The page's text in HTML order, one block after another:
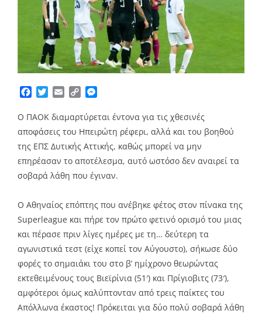
Facebook
TwitterEmailCopy
Ο ΠΑΟΚ διαμαρτύρεται έντονα για τις χθεσινές
αποφάσεις του Ηπειρώτη ρέφερι, αλλά και του βοηθού
της ΕΠΣ Δυτικής Αττικής, καθώς μπορεί να μην
επηρέασαν το αποτέλεσμα, αυτό ωστόσο δεν αναιρεί τα
σοβαρά λάθη που έγιναν.
Ο Αθηναίος επόπτης που ανέβηκε φέτος στον πίνακα της
Superleague και πήρε τον πρώτο φετινό ορισμό του μιας
και πέρασε πριν λίγες ημέρες με τη… δεύτερη τα
αγωνιστικά τεστ (είχε κοπεί τον Αύγουστο), σήκωσε δύο
φορές το σημαιάκι του στο β’ ημίχρονο θεωρώντας
εκτεθειμένους τους Βιεϊρίνια (51′) και Πρίγιοβιτς (73′),
αμφότεροι όμως καλύπτονταν από τρεις παίκτες του
Απόλλωνα έκαστος! Πρόκειται για δύο πολύ σοβαρά λάθη